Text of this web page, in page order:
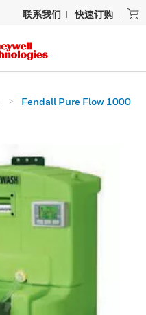
联系我们 快速订购
Fendall Pure Flow 1000